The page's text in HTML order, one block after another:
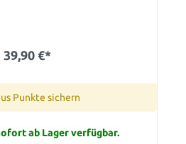
39,90 €*
Punkte sichern
ab Lager verfügbar.